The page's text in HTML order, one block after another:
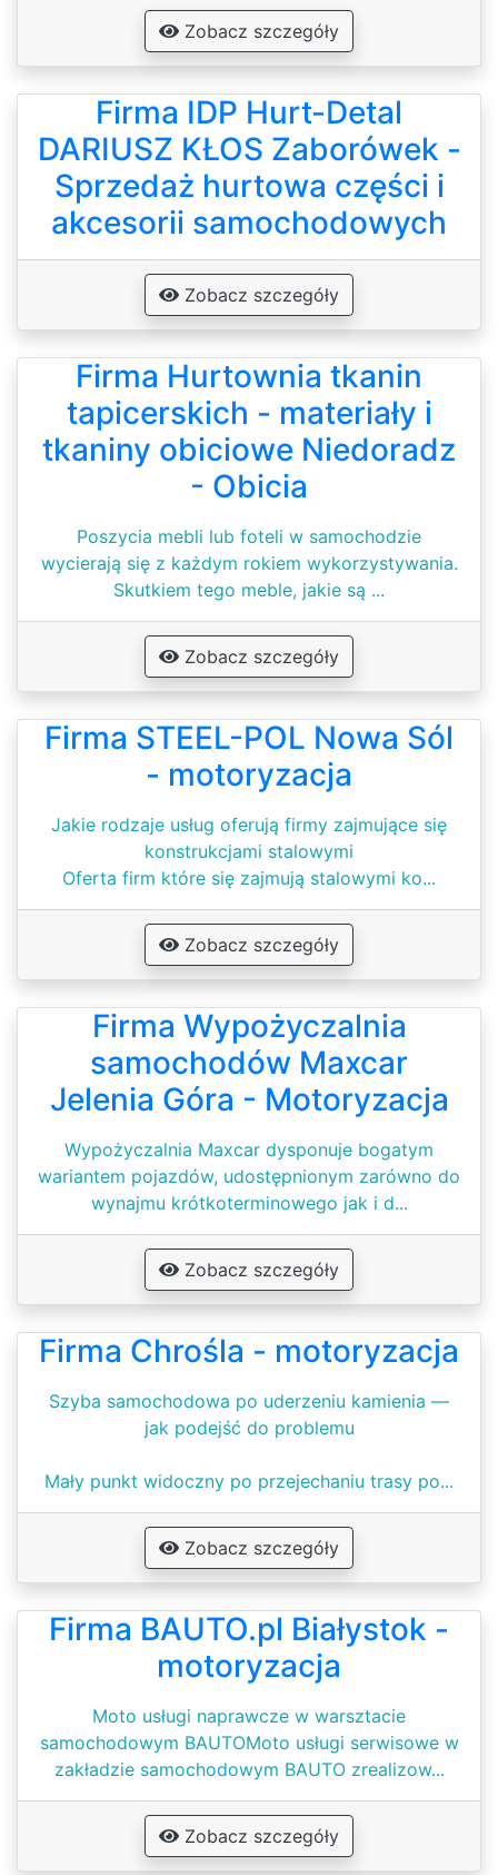
Zobacz szczegóły
Firma IDP Hurt-Detal
DARIUSZ KŁOS Zaborówek -
Sprzedaż hurtowa części i
akcesorii samochodowych
Zobacz szczegóły
Firma Hurtownia tkanin
tapicerskich - materiały i
tkaniny obiciowe Niedoradz
- Obicia
Poszycia mebli lub foteli w samochodzie
wycierają się z każdym rokiem wykorzystywania.
Skutkiem tego meble, jakie są ...
Zobacz szczegóły
Firma STEEL-POL Nowa Sól
- motoryzacja
Jakie rodzaje usług oferują firmy zajmujące się
konstrukcjami stalowymi
Oferta firm które się zajmują stalowymi ko...
Zobacz szczegóły
Firma Wypożyczalnia
samochodów Maxcar
Jelenia Góra - Motoryzacja
Wypożyczalnia Maxcar dysponuje bogatym
wariantem pojazdów, udostępnionym zarówno do
wynajmu krótkoterminowego jak i d...
Zobacz szczegóły
Firma Chrośla - motoryzacja
Szyba samochodowa po uderzeniu kamienia —
jak podejść do problemu
Mały punkt widoczny po przejechaniu trasy po...
Zobacz szczegóły
Firma BAUTO.pl Białystok -
motoryzacja
Moto usługi naprawcze w warsztacie
samochodowym BAUTOMoto usługi serwisowe w
zakładzie samochodowym BAUTO zrealizow...
Zobacz szczegóły